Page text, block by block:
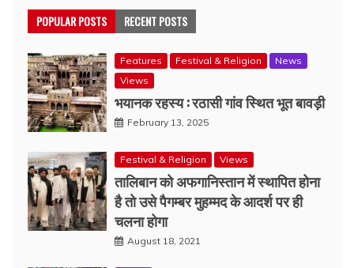
POPULAR POSTS RECENT POSTS
Features Festival & Religion
News
Views
भयानक रहस्य : रठासी गांव स्थित भूत बावड़ी
February 13, 2025
Festival & Religion Views
तालिबान को अफगानिस्तान में स्थापित होना
है तो उसे पैगम्बर मुहम्मद के आदर्श पर ही
चलना होगा
August 18, 2021